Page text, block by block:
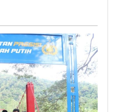
Lebih
Aman
dan
Lancar